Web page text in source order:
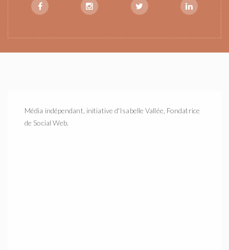
Média indépendant, initiative d'Isabelle Vallée, Fondatrice
de Social Web.